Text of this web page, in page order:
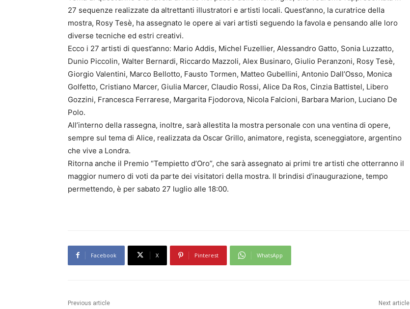
27 sequenze realizzate da altrettanti illustratori e artisti locali. Quest’anno, la curatrice della
mostra, Rosy Tesè, ha assegnato le opere ai vari artisti seguendo la favola e pensando alle loro
diverse tecniche ed estri creativi.
Ecco i 27 artisti di quest’anno: Mario Addis, Michel Fuzellier, Alessandro Gatto, Sonia Luzzatto,
Dunio Piccolin, Walter Bernardi, Riccardo Mazzoli, Alex Businaro, Giulio Peranzoni, Rosy Tesè,
Giorgio Valentini, Marco Bellotto, Fausto Tormen, Matteo Gubellini, Antonio Dall’Osso, Monica
Golfetto, Cristiano Marcer, Giulia Marcer, Claudio Rossi, Alice Da Ros, Cinzia Battistel, Libero
Gozzini, Francesca Ferrarese, Margarita Fjodorova, Nicola Falcioni, Barbara Marion, Luciano De
Polo.
All’interno della rassegna, inoltre, sarà allestita la mostra personale con una ventina di opere,
sempre sul tema di Alice, realizzata da Oscar Grillo, animatore, regista, sceneggiatore, argentino
che vive a Londra.
Ritorna anche il Premio “Tempietto d’Oro”, che sarà assegnato ai primi tre artisti che otterranno il
maggior numero di voti da parte dei visitatori della mostra. Il brindisi d’inaugurazione, tempo
permettendo, è per sabato 27 luglio alle 18:00.
Facebook X Pinterest WhatsApp
Previous article Next article